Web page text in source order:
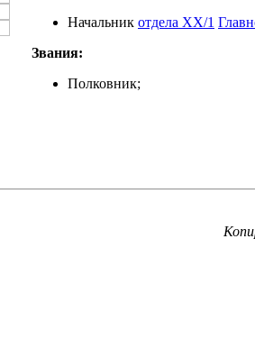
Начальник отдела XX/1
Звания:
Полковник;